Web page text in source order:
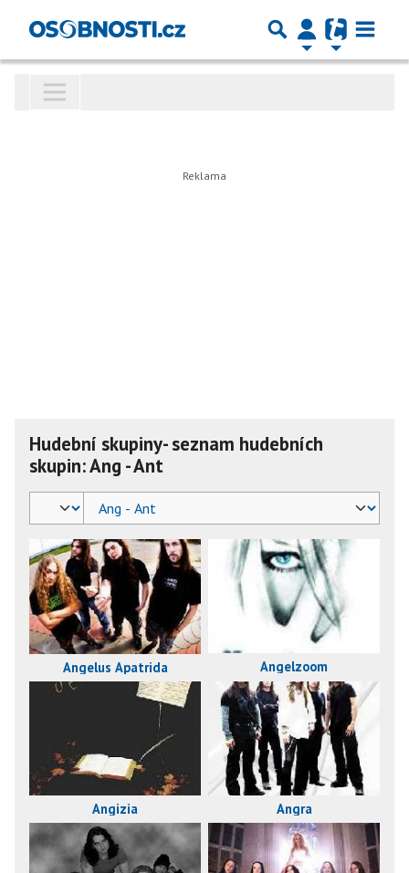
Hudební skupiny- seznam hudebních
skupin: Ang - Ant
Angelus Apatrida Angelzoom
Angizia Angra